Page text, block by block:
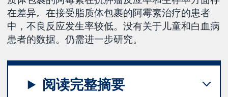
在差异。在接受脂质体包裹的阿霉素治疗的患者
中，不良反应发生率较低。没有关于儿童和白血病
患者的数据。仍需进一步研究。
阅读完整摘要